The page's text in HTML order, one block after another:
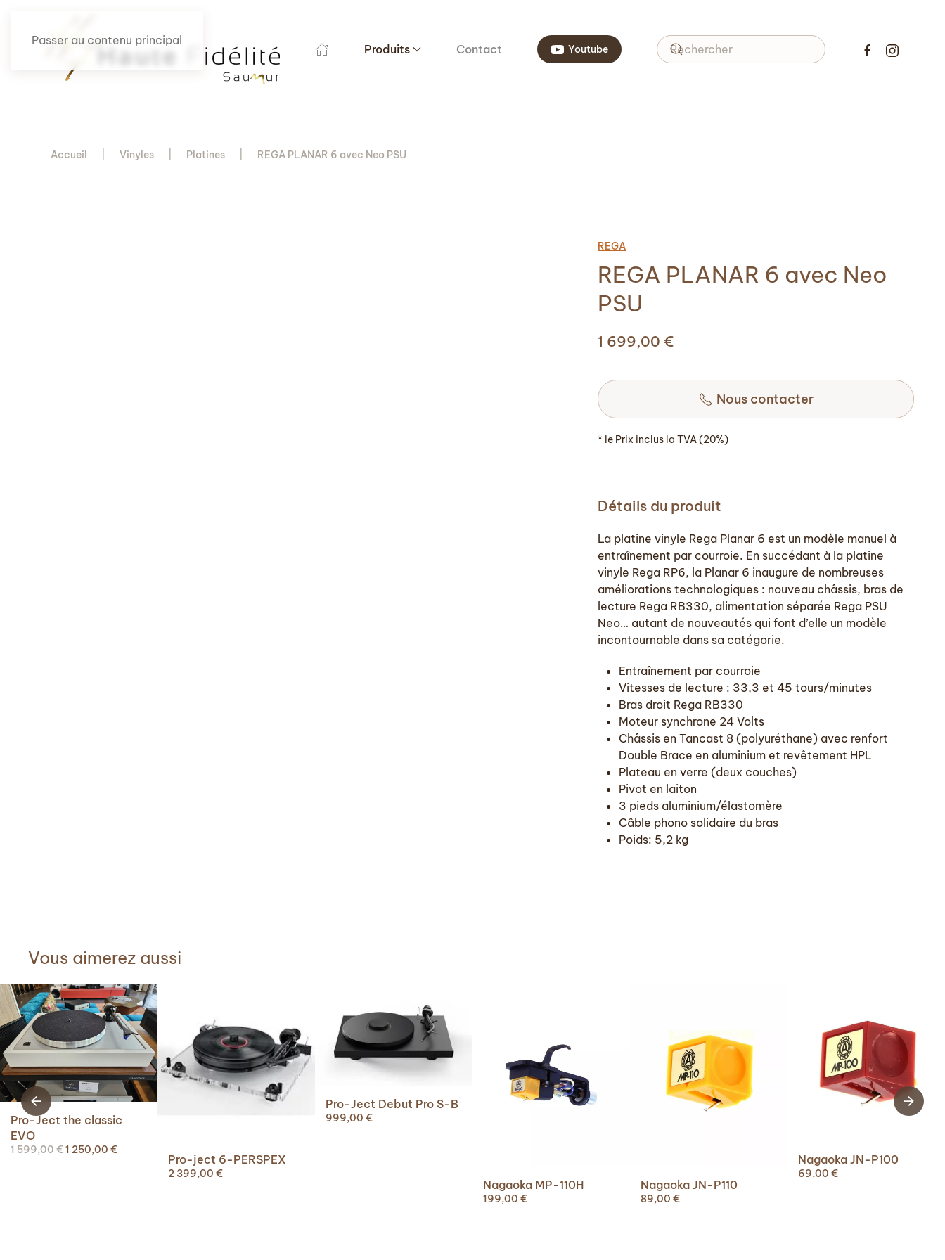
Passer au contenu principal
Produits Contact Youtube
Accueil Vinyles Platines REGA PLANAR 6 avec Neo PSU
REGA
REGA PLANAR 6 avec Neo
PSU
1 699,00€
Nous contacter
* le Prix inclus la TVA (20%)
Détails du produit
La platine vinyle Rega Planar 6 est un modèle manuel à
entraînement par courroie. En succédant à la platine
vinyle Rega RP6, la Planar 6 inaugure de nombreuses
améliorations technologiques : nouveau châssis, bras de
lecture Rega RB330, alimentation séparée Rega PSU
Neo… autant de nouveautés qui font d’elle un modèle
incontournable dans sa catégorie.
Entraînement par courroie
Vitesses de lecture : 33,3 et 45 tours/minutes
Bras droit Rega RB330
Moteur synchrone 24 Volts
Châssis en Tancast 8 (polyuréthane) avec renfort
Double Brace en aluminium et revêtement HPL
Plateau en verre (deux couches)
Pivot en laiton
3 pieds aluminium/élastomère
Câble phono solidaire du bras
Poids: 5,2 kg
Vous aimerez aussi
Pro-Ject the classic
EVO
1 599,00€Le
1 250,00 €Le
Pro-ject 6-PERSPEX
2 399,00 €
Pro-Ject Debut Pro S-B
999,00 €
Nagaoka MP-110H
199,00 €
Nagaoka JN-P110
89,00 €
Nagaoka JN-P100
69,00 €